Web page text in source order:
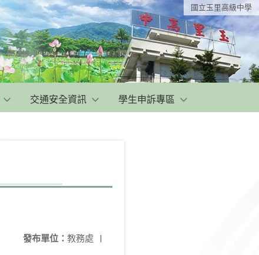
國立玉里高級中學
交通安全資訊 學生申訴專區
發布單位： 教務處 |